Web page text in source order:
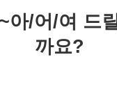
~아/어/여 드릴
까요?